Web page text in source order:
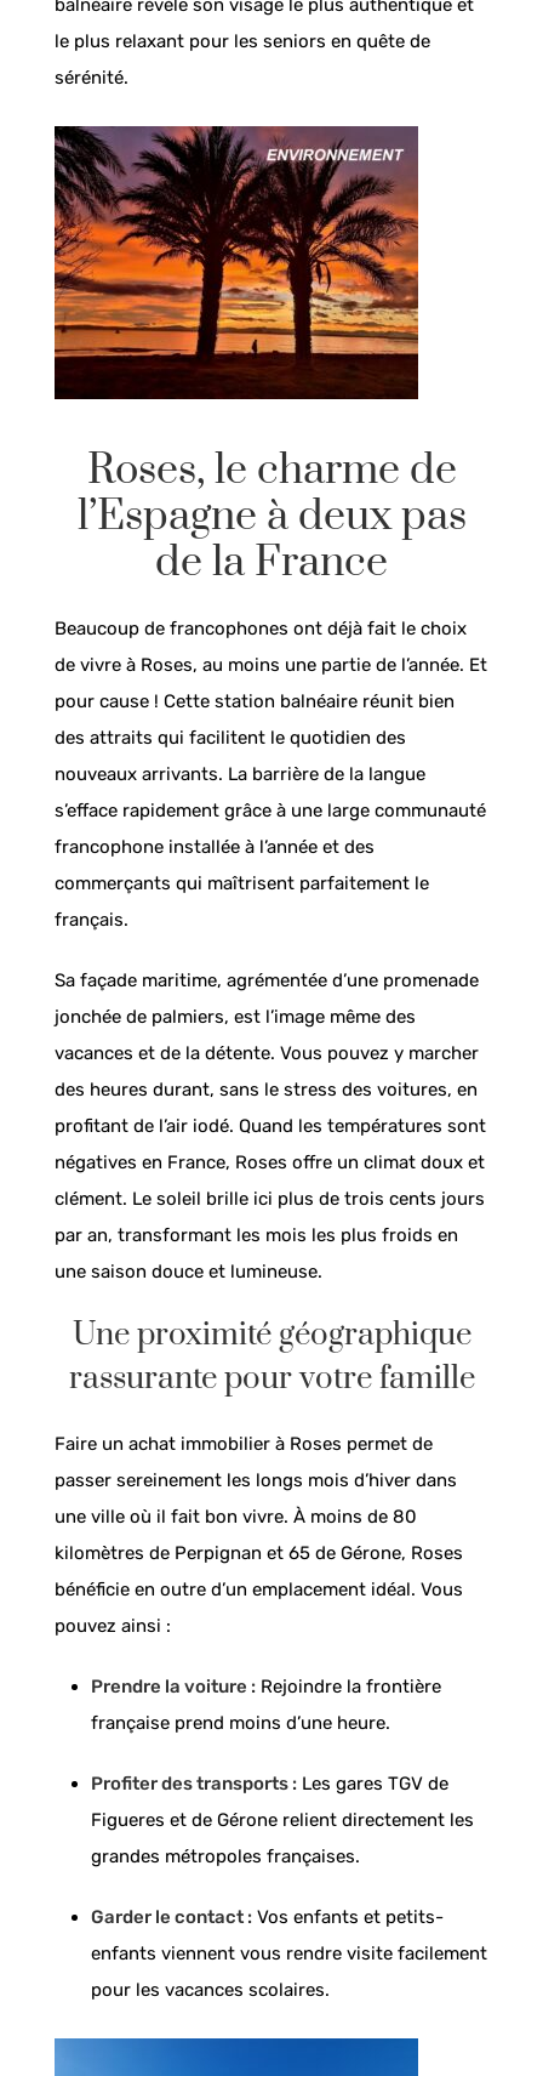
balnéaire révèle son visage le plus authentique et
le plus relaxant pour les seniors en quête de
sérénité.
Roses, le charme de
l’Espagne à deux pas
de la France
Beaucoup de francophones ont déjà fait le choix
de vivre à Roses, au moins une partie de l’année. Et
pour cause ! Cette station balnéaire réunit bien
des attraits qui facilitent le quotidien des
nouveaux arrivants. La barrière de la langue
s’efface rapidement grâce à une large communauté
francophone installée à l’année et des
commerçants qui maîtrisent parfaitement le
français.
Sa façade maritime, agrémentée d’une promenade
jonchée de palmiers, est l’image même des
vacances et de la détente. Vous pouvez y marcher
des heures durant, sans le stress des voitures, en
profitant de l’air iodé. Quand les températures sont
négatives en France, Roses offre un climat doux et
clément. Le soleil brille ici plus de trois cents jours
par an, transformant les mois les plus froids en
une saison douce et lumineuse.
Une proximité géographique
rassurante pour votre famille
Faire un achat immobilier à Roses permet de
passer sereinement les longs mois d’hiver dans
une ville où il fait bon vivre. À moins de 80
kilomètres de Perpignan et 65 de Gérone, Roses
bénéficie en outre d’un emplacement idéal. Vous
pouvez ainsi :
Prendre la voiture : Rejoindre la frontière
française prend moins d’une heure.
Profiter des transports : Les gares TGV de
Figueres et de Gérone relient directement les
grandes métropoles françaises.
Garder le contact : Vos enfants et petits-
enfants viennent vous rendre visite facilement
pour les vacances scolaires.